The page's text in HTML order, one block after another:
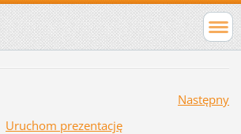
Następny
Uruchom prezentację